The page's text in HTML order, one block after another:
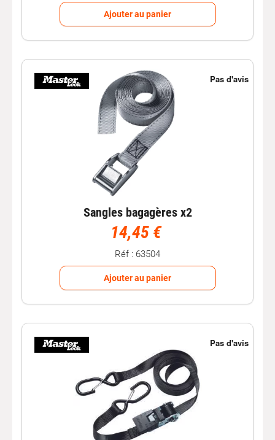
Ajouter au panier
Sangles bagagères x2
14,45 €
Réf : 63504
Ajouter au panier